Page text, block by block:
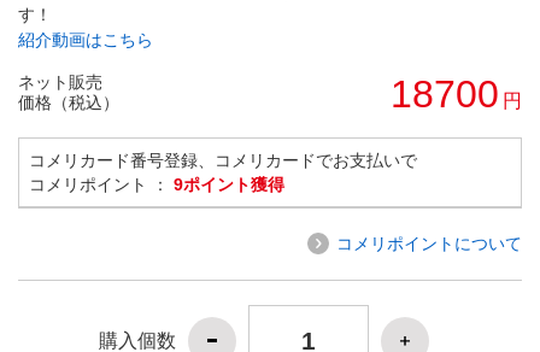
す！
紹介動画はこちら
ネット販売
価格（税込）
18700 円
コメリカード番号登録、コメリカードでお支払いで
コメリポイント ： 9ポイント獲得
コメリポイントについて
購入個数